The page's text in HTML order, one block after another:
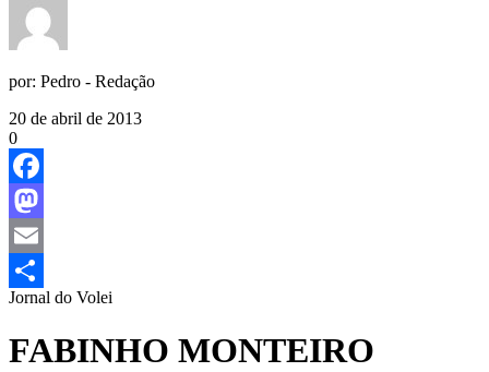
por: Pedro - Redação
20 de abril de 2013
0
Facebook
Mastodon
Email
Share
Jornal do Volei
FABINHO MONTEIRO